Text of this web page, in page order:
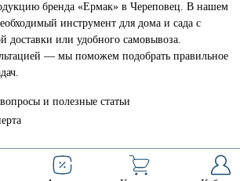
бренда «Ермак» в Череповец. В нашем
инструмент для дома и сада с
доставки или удобного самовывоза.
— мы поможем подобрать правильное
и полезные статьи